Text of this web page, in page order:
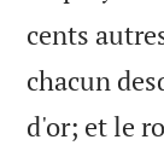
cents
chacun
d'or; et le